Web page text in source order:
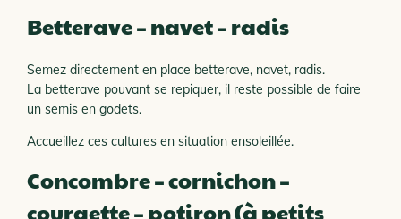
Betterave – navet – radis
Semez directement en place betterave, navet, radis.
La betterave pouvant se repiquer, il reste possible de faire
un semis en godets.
Accueillez ces cultures en situation ensoleillée.
Concombre – cornichon –
courgette – potiron (à petits